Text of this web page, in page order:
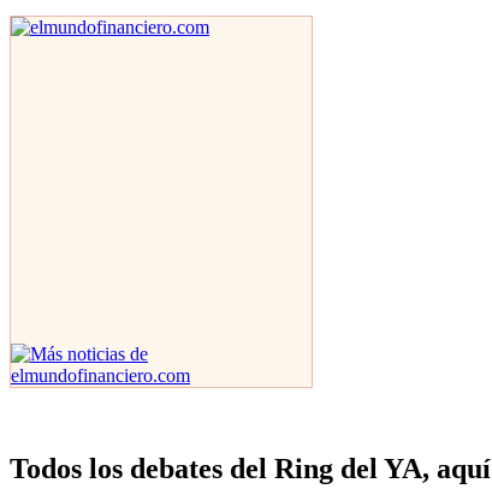
Todos los debates del Ring del YA, aquí